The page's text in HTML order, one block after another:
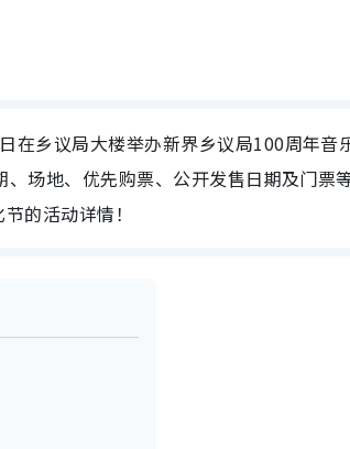
在乡议局大楼举办新界乡议局100周年音
场地、优先购票、公开发售日期及门票
的活动详情！